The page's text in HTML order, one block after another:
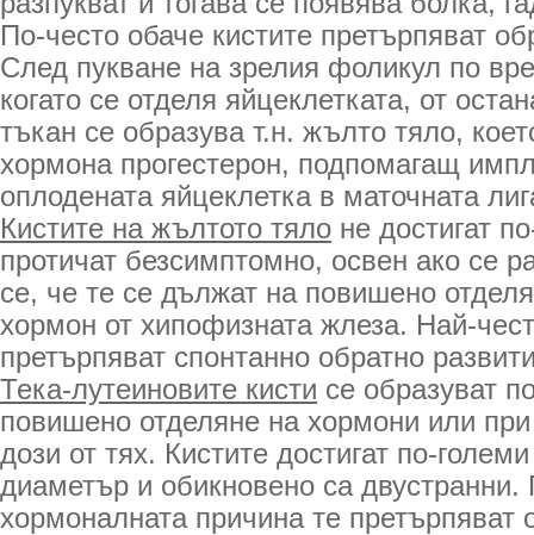
По-често обаче кистите претърпяват
След пукване на зрелия фоликул по
когато се отделя яйцеклетката, от
тъкан се образува т.н. жълто тяло,
хормона прогестерон, подпомагащ
оплодената яйцеклетка в маточната
Кистите на жълтото тяло не достигат
протичат безсимптомно, освен ако се
се, че те се дължат на повишено
хормон от хипофизната жлеза. Най-
претърпяват спонтанно обратно
Тека-лутеиновите кисти се образуват
повишено отделяне на хормони или
дози от тях. Кистите достигат по-
диаметър и обикновено са двустранни.
хормоналната причина те претърпяват